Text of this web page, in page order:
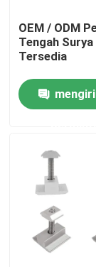
Tur Pabrik
Kontrol
Permintaan
Sistem
Braket
OEM / ODM
Tengah Surya
Tersedia